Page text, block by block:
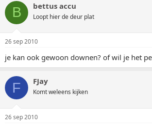
B bettus accu
Loopt hier de deur plat
26 sep 2010
je kan ook gewoon downen? of wil je het
F FJay
Komt weleens kijken
26 sep 2010